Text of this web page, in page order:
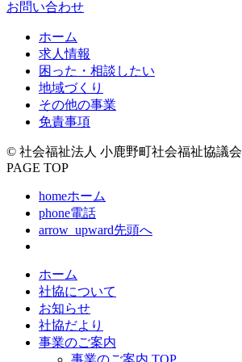
お問い合わせ
ホーム
求人情報
困った・相談したい
地域づくり
その他の事業
免責事項
© 社会福祉法人 小鹿野町社会福祉協議会
PAGE TOP
homeホーム
phone電話
arrow_upward先頭へ
ホーム
社協について
お知らせ
社協だより
事業のご案内
事業のご案内 TOP